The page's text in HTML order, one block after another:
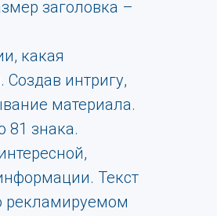
заголовка –
какая
интригу,
материала.
знака.
Текст
рекламируемом